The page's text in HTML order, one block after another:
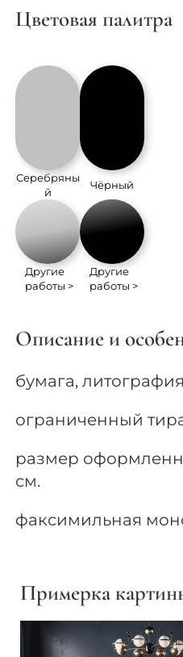
Цветовая палитра
Серебряны
й
Другие
работы >
Чёрный
Другие
работы >
Описание и
бумага, литография
ограниченный
размер
см.
факсимильная
Примерка